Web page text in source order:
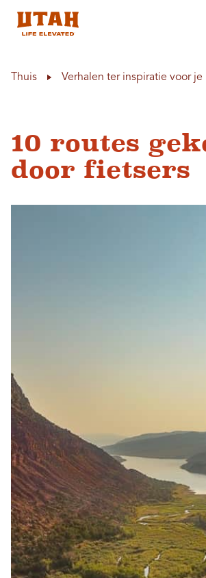
Thuis Verhalen ter inspiratie voor je
10 routes
door fietsers